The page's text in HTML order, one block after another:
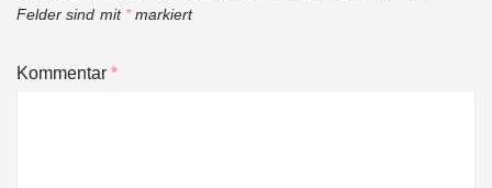
Felder sind mit *markiert
Kommentar*